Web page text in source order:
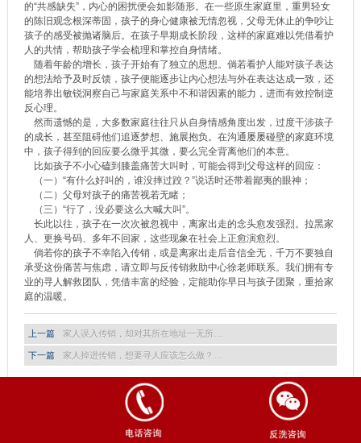
的“共感缺失”，内心的困扰便会如影随形。在一些原生家庭里，重男轻女
的陈旧观念根深蒂固，孩子的身心健康被无情忽视，父母无休止的争吵让
孩子的感受被抛诸脑后。在孩子早期成长阶段，这样的家庭难以凭借看护
人的共情，帮助孩子学会梳理和掌控自身情绪。
随着年龄的增长，孩子开始有了独立的思想。倘若看护人能对孩子表达
的想法给予及时反馈，孩子便能逐步让内心想法与外在表达达成一致，还
能培养出敏锐洞察自己与家庭关系中不和谐因素的能力，进而有效控制逆
反心理。
然而遗憾的是，大多数家庭往往只从自身情感角度出发，过度干涉孩子
的成长，甚至阻碍他们追逐梦想、施展抱负。在沟通屡屡碰壁的家庭环境
中，孩子得到的回应要么微乎其微，要么完全背离他们的本意。
比如孩子不小心磕到膝盖痛苦大叫时，可能会得到父母这样的回应：
（一）“有什么好叫的，谁没摔过跤？”说话时还带着鄙夷的眼神；
（二）父母对孩子的痛苦视若无睹；
（三）“行了，没必要这么大喊大叫”。
长此以往，孩子在一次次被忽视中，离家出走的念头愈发强烈。拉黑家
人、更换号码、多年不回家，这些现象在社会上正愈演愈烈。
倘若你的孩子不幸陷入传销，或是离家出走后音信全无，千万不要独自
承受这份痛苦与焦虑，请立即与反传销救助中心徐老师联系。我们拥有专
业的寻人解救团队，凭借丰富的经验，定能助你早日与孩子团聚，重拾家
庭的温暖。
上一篇 家人误入传销，却对其所在地址一无所…
下一篇 家人掉进传销，想要寻人应该怎么做？…